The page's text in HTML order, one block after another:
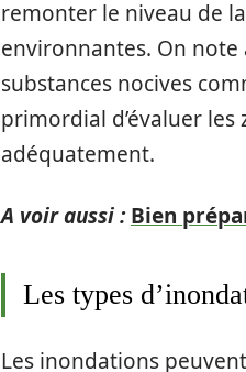
remonter le niveau de
environnantes. On
substances nocives
primordial d’évaluer
adéquatement.
A voir aussi : Bien
Les types
Les inondations